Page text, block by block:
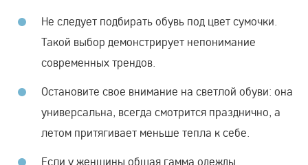
Не следует подбирать обувь под цвет сумочки.
Такой выбор демонстрирует непонимание
современных трендов.
Остановите свое внимание на светлой обуви: она
универсальна, всегда смотрится празднично, а
летом притягивает меньше тепла к себе.
Если у женщины общая гамма одежды